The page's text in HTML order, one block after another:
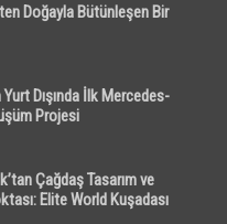
Doğayla Bütünleşen Bir
Dışında İlk Mercedes-
Projesi
Çağdaş Tasarım ve
Elite World Kuşadası